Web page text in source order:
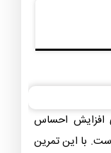
افزایش احساس
با این تمرین